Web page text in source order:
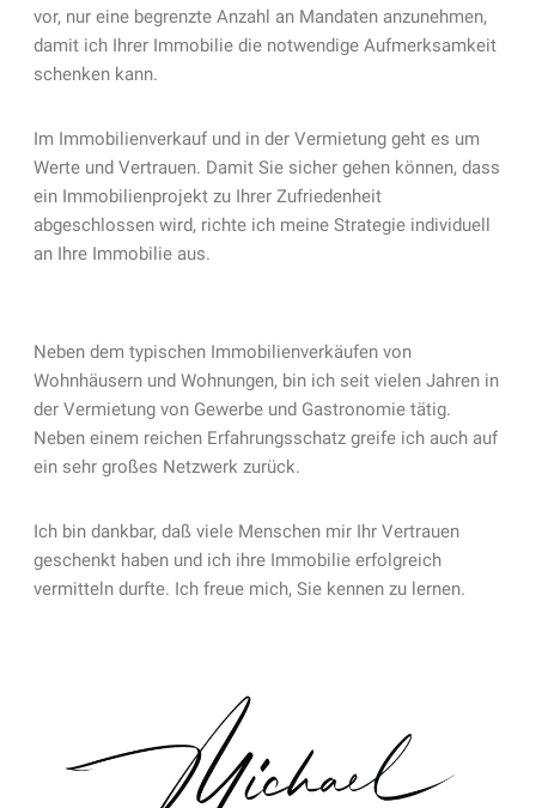
vor, nur eine begrenzte Anzahl an Mandaten anzunehmen,
damit ich Ihrer Immobilie die notwendige Aufmerksamkeit
schenken kann.
Im Immobilienverkauf und in der Vermietung geht es um
Werte und Vertrauen. Damit Sie sicher gehen können, dass
ein Immobilienprojekt zu Ihrer Zufriedenheit
abgeschlossen wird, richte ich meine Strategie individuell
an Ihre Immobilie aus.
Neben dem typischen Immobilienverkäufen von
Wohnhäusern und Wohnungen, bin ich seit vielen Jahren in
der Vermietung von Gewerbe und Gastronomie tätig.
Neben einem reichen Erfahrungsschatz greife ich auch auf
ein sehr großes Netzwerk zurück.
Ich bin dankbar, daß viele Menschen mir Ihr Vertrauen
geschenkt haben und ich ihre Immobilie erfolgreich
vermitteln durfte. Ich freue mich, Sie kennen zu lernen.